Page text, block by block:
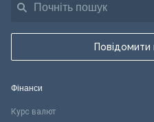
Фінанси
Курс валют